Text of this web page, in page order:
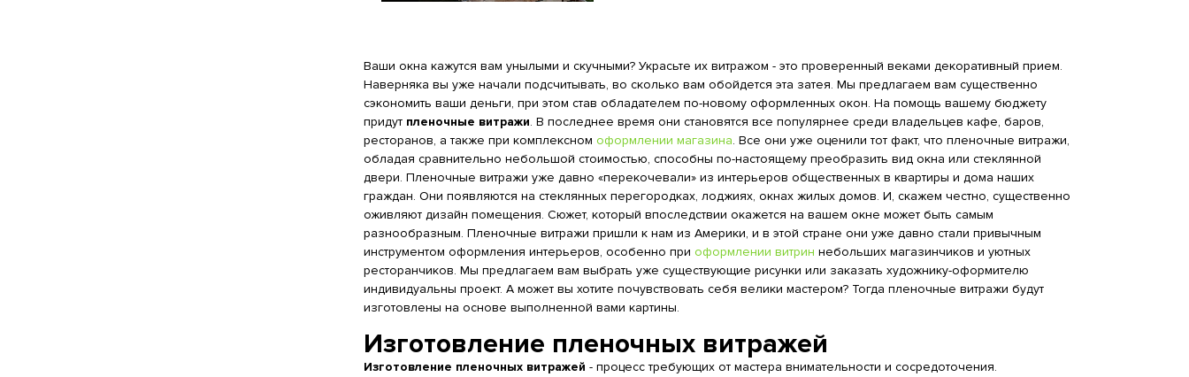
Ваши окна кажутся вам унылыми и скучными? Украсьте их витражом - это проверенный веками декоративный прием.
Наверняка вы уже начали подсчитывать, во сколько вам обойдется эта затея. Мы предлагаем вам существенно
сэкономить ваши деньги, при этом став обладателем по-новому оформленных окон. На помощь вашему бюджету
придут пленочные витражи. В последнее время они становятся все популярнее среди владельцев кафе, баров,
ресторанов, а также при комплексном оформлении магазина. Все они уже оценили тот факт, что пленочные витражи,
обладая сравнительно небольшой стоимостью, способны по-настоящему преобразить вид окна или стеклянной
двери. Пленочные витражи уже давно «перекочевали» из интерьеров общественных в квартиры и дома наших
граждан. Они появляются на стеклянных перегородках, лоджиях, окнах жилых домов. И, скажем честно, существенно
оживляют дизайн помещения. Сюжет, который впоследствии окажется на вашем окне может быть самым
разнообразным. Пленочные витражи пришли к нам из Америки, и в этой стране они уже давно стали привычным
инструментом оформления интерьеров, особенно при оформлении витрин небольших магазинчиков и уютных
ресторанчиков. Мы предлагаем вам выбрать уже существующие рисунки или заказать художнику-оформителю
индивидуальны проект. А может вы хотите почувствовать себя велики мастером? Тогда пленочные витражи будут
изготовлены на основе выполненной вами картины.
Изготовление пленочных витражей
Изготовление пленочных витражей - процесс требующих от мастера внимательности и сосредоточения.